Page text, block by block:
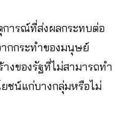
การณ์ที่ส่งผลกระทบต่อ
กกระทำของมนุษย์
งของรัฐที่ไม่สามารถทำ
ชน์แก่บางกลุ่มหรือไม่